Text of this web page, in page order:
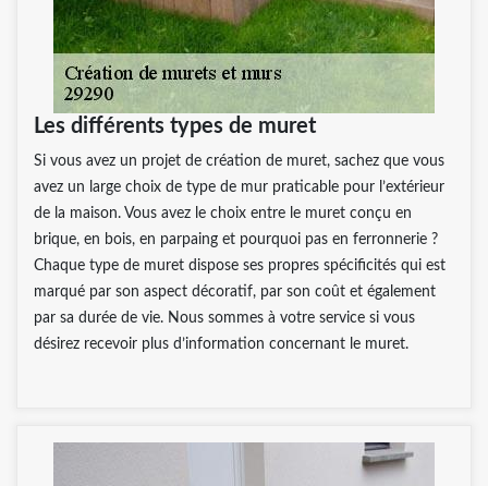
Les différents types de muret
Si vous avez un projet de création de muret, sachez que vous
avez un large choix de type de mur praticable pour l’extérieur
de la maison. Vous avez le choix entre le muret conçu en
brique, en bois, en parpaing et pourquoi pas en ferronnerie ?
Chaque type de muret dispose ses propres spécificités qui est
marqué par son aspect décoratif, par son coût et également
par sa durée de vie. Nous sommes à votre service si vous
désirez recevoir plus d’information concernant le muret.